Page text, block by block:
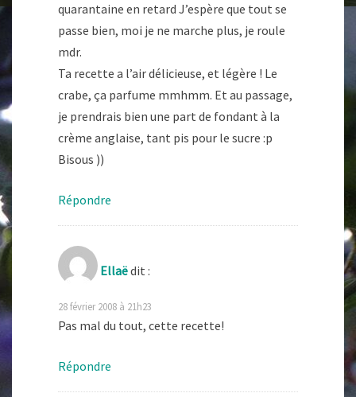
quarantaine en retard J’espère que tout se
passe bien, moi je ne marche plus, je roule
mdr.
Ta recette a l’air délicieuse, et légère ! Le
crabe, ça parfume mmhmm. Et au passage,
je prendrais bien une part de fondant à la
crème anglaise, tant pis pour le sucre :p
Bisous ))
Répondre
Ellaëdit :
28 février 2008 à 21h23
Pas mal du tout, cette recette!
Répondre